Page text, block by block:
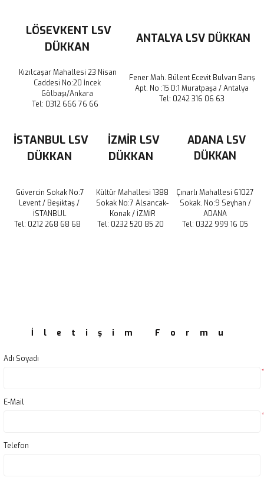
LÖSEVKENT LSV
DÜKKAN
ANTALYA LSV DÜKKAN
Kızılcaşar Mahallesi 23 Nisan
Caddesi No:20 İncek
Gölbaşı/Ankara
Tel: 0312 666 76 66
Fener Mah. Bülent Ecevit Bulvarı Barış
Apt. No :15 D:1 Muratpaşa / Antalya
Tel: 0242 316 06 63
İSTANBUL LSV
DÜKKAN
İZMİR LSV
DÜKKAN
ADANA LSV
DÜKKAN
Güvercin Sokak No:7
Levent / Beşiktaş /
İSTANBUL
Tel: 0212 268 68 68
Kültür Mahallesi 1388
Sokak No:7 Alsancak-
Konak / İZMİR
Tel: 0232 520 85 20
Çınarlı Mahallesi 61027
Sokak. No:9 Seyhan /
ADANA
Tel: 0322 999 16 05
İletişim Formu
Adı Soyadı
*
E-Mail
*
Telefon